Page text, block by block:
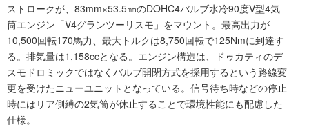
ストロークが、83mm×53.5㎜のDOHC4バルブ水冷90度V型4気
筒エンジン「V4グランツーリスモ」をマウント。最高出力が
10,500回転170馬力、最大トルクは8,750回転で125Nmに到達す
る。排気量は1,158ccとなる。エンジン構造は、ドゥカティのデ
スモドロミックではなくバルブ開閉方式を採用するという路線変
更を受けたニューユニットとなっている。信号待ち時などの停止
時にはリア側縛の2気筒が休止することで環境性能にも配慮した
仕様。